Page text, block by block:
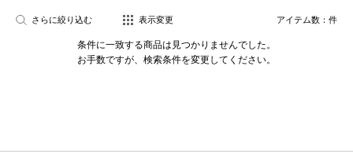
さらに絞り込む 表示変更 アイテム数： 件
条件に一致する商品は見つかりませんでした。
お手数ですが、検索条件を変更してください。